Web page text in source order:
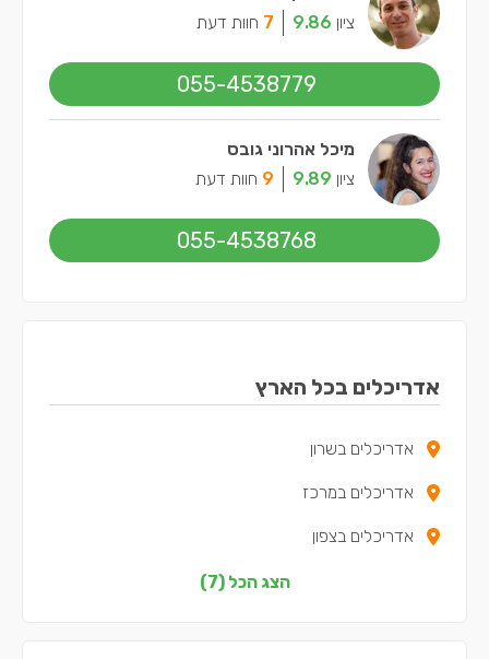
ציון 9.86
7 חוות דעת
055-4538779
מיכל אהרוני גובס
ציון 9.89
9 חוות דעת
055-4538768
אדריכלים בכל הארץ
אדריכלים בשרון
אדריכלים במרכז
אדריכלים בצפון
אדריכלים בשפלה
הצג הכל (7)